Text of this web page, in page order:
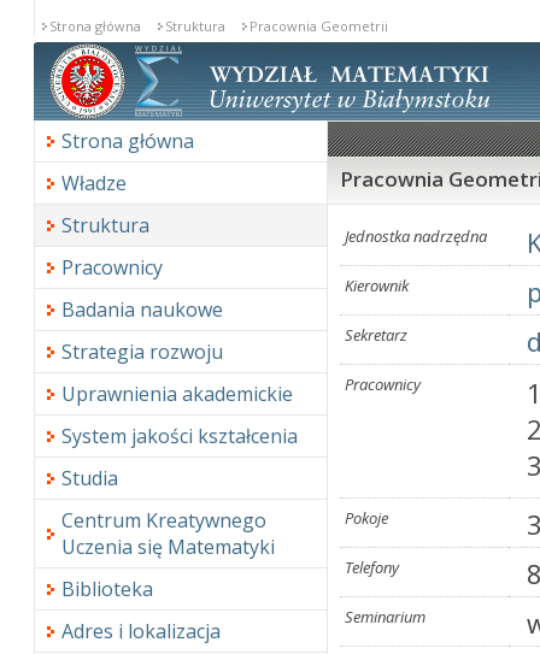
Strona główna Struktura Pracownia Geometrii
Strona główna
Władze
Struktura
Pracownicy
Badania naukowe
Strategia rozwoju
Uprawnienia akademickie
System jakości kształcenia
Studia
Centrum Kreatywnego
Uczenia się Matematyki
Biblioteka
Adres i lokalizacja
Pracownia
Jednostka nadrzędna
Kierownik
Sekretarz
Pracownicy
Pokoje
Telefony
Seminarium